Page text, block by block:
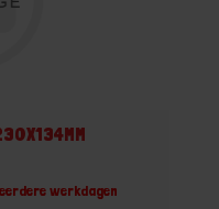
werkdagen